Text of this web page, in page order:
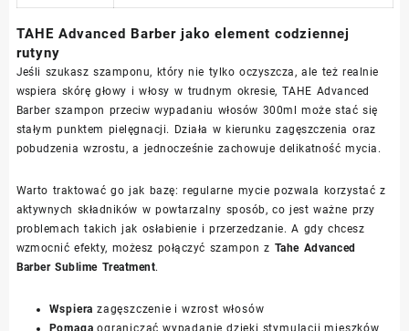
TAHE Advanced Barber jako element codziennej
rutyny
Jeśli szukasz szamponu, który nie tylko oczyszcza, ale też realnie
wspiera skórę głowy i włosy w trudnym okresie, TAHE Advanced
Barber szampon przeciw wypadaniu włosów 300ml może stać się
stałym punktem pielęgnacji. Działa w kierunku zagęszczenia oraz
pobudzenia wzrostu, a jednocześnie zachowuje delikatność mycia.
Warto traktować go jak bazę: regularne mycie pozwala korzystać z
aktywnych składników w powtarzalny sposób, co jest ważne przy
problemach takich jak osłabienie i przerzedzanie. A gdy chcesz
wzmocnić efekty, możesz połączyć szampon z Tahe Advanced
Barber Sublime Treatment.
Wspiera zagęszczenie i wzrost włosów
Pomaga ograniczać wypadanie dzięki stymulacji mieszków